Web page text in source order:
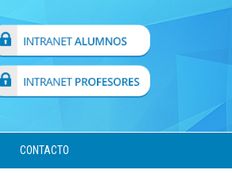
CONTACTO